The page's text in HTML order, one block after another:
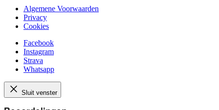
Algemene Voorwaarden
Privacy
Cookies
Facebook
Instagram
Strava
Whatsapp
Sluit venster